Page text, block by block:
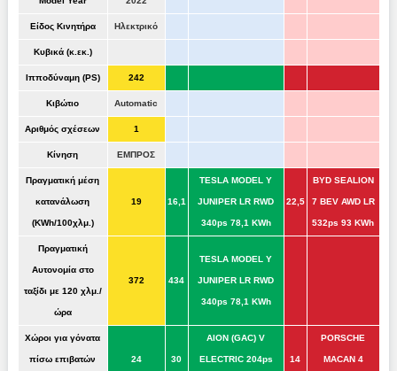
Είδος Κινητήρα Ηλεκτρικό
Κυβικά (κ.εκ.)
Ιπποδύναμη (PS) 242
Κιβώτιο Automatic
Αριθμός σχέσεων 1
Κίνηση ΕΜΠΡΟΣ
Πραγματική μέση
κατανάλωση
(KWh/100χλμ.)
19 16,1
TESLA MODEL Y
JUNIPER LR RWD
340ps 78,1 KWh
22,5
BYD SEALION
7 BEV AWD LR
532ps 93 KWh
Πραγματική
Αυτονομία στο
ταξίδι με 120 χλμ./
ώρα
372 434
TESLA MODEL Y
JUNIPER LR RWD
340ps 78,1 KWh
Χώροι για γόνατα
πίσω επιβατών 24 30
AION (GAC) V
ELECTRIC 204ps 14
PORSCHE
MACAN 4